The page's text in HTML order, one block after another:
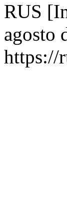
RUS
agosto
https://